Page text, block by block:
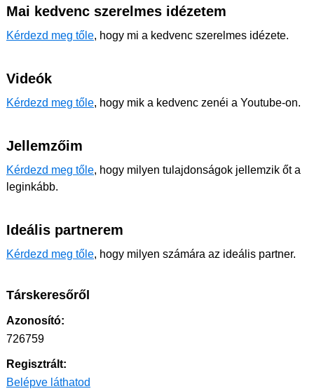
Mai kedvenc szerelmes idézetem
Kérdezd meg tőle, hogy mi a kedvenc szerelmes idézete.
Videók
Kérdezd meg tőle, hogy mik a kedvenc zenéi a Youtube-on.
Jellemzőim
Kérdezd meg tőle, hogy milyen tulajdonságok jellemzik őt a
leginkább.
Ideális partnerem
Kérdezd meg tőle, hogy milyen számára az ideális partner.
Társkeresőről
Azonosító:
726759
Regisztrált:
Belépve láthatod